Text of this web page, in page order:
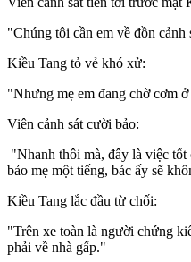
"Chúng tôi cần em về đồn
Kiều Tang tỏ vẻ khó xử:
"Nhưng mẹ em đang chờ cơm
Viên cảnh sát cười bảo:
"Nhanh thôi mà, đây là việc
bảo mẹ một tiếng, bác ấy sẽ
Kiều Tang lắc đầu từ chối:
"Trên xe toàn là người chứng
phải về nhà gấp."